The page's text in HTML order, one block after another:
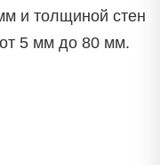
и толщиной стен
5 мм до 80 мм.